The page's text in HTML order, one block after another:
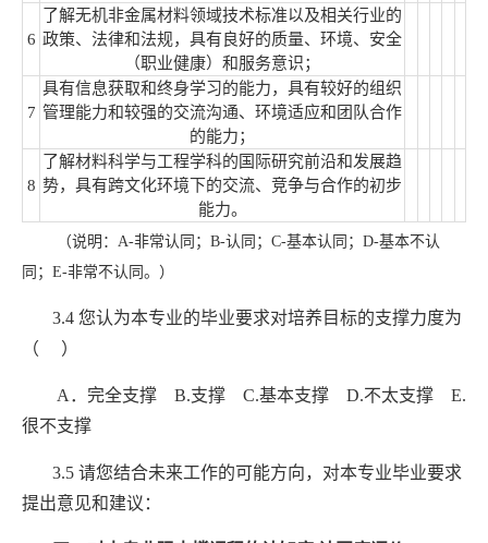
6
了解无机非金属材料领域技术标准以及相关行业的
政策、法律和法规，具有良好的质量、环境、安全
（职业健康）和服务意识；
7
具有信息获取和终身学习的能力，具有较好的组织
管理能力和较强的交流沟通、环境适应和团队合作
的能力；
8
了解材料科学与工程学科的国际研究前沿和发展趋
势，具有跨文化环境下的交流、竞争与合作的初步
能力。
（说明： A-非常认同； B-认同； C-基本认同； D-基本不认
同； E-非常不认同。）
3.4 您认为本专业的毕业要求对培养目标的支撑力度为
（
）
A ．完全支撑 B.支撑 C.基本支撑 D.不太支撑 E.
很不支撑
3.5 请您结合未来工作的可能方向，对本专业毕业要求
提出意见和建议：